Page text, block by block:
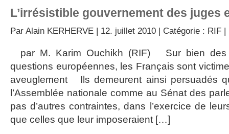
L’irrésistible gouvernement des juges
Par Alain KERHERVE | 12. juillet 2010 | Catégorie : RIF |
par M. Karim Ouchikh (RIF) Sur bien des
questions européennes, les Français sont
aveuglement Ils demeurent ainsi persuadés
l’Assemblée nationale comme au Sénat des
pas d’autres contraintes, dans l’exercice de
que celles que leur imposeraient […]